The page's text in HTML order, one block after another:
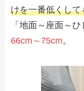
けを一番低くし
「地面～座面～
66cm～75cm。